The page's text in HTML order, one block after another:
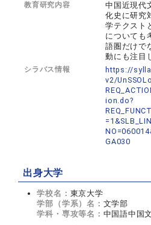
教育研究内容
中国近現代
化史に研究
学テクスト
についても
語圏だけで
動にも注目
シラバス情報
https://
v2/
ion.do?
GA030
出身大学
学校名： 東京大学
学部（学系）名： 文学部
学科・専攻等名： 中国語中国